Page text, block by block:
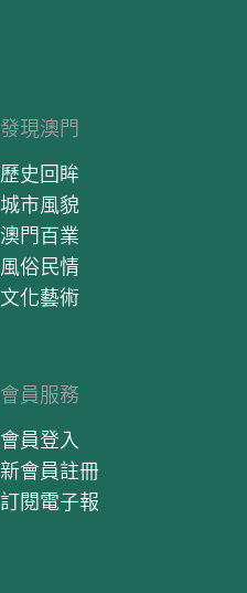
發現澳門
歷史回眸
城市風貌
澳門百業
風俗民情
文化藝術
會員服務
會員登入
新會員註冊
訂閱電子報